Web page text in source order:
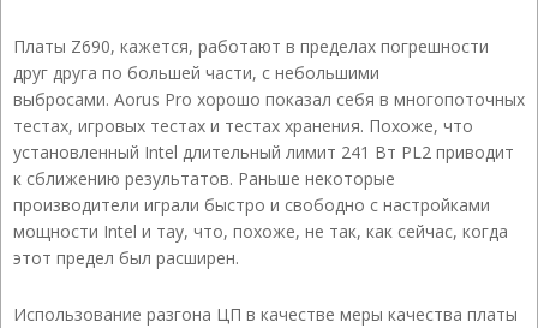
Платы Z690, кажется, работают в пределах погрешности
друг друга по большей части, с небольшими
выбросами. Aorus Pro хорошо показал себя в многопоточных
тестах, игровых тестах и ​​тестах хранения. Похоже, что
установленный Intel длительный лимит 241 Вт PL2 приводит
к сближению результатов. Раньше некоторые
производители играли быстро и свободно с настройками
мощности Intel и тау, что, похоже, не так, как сейчас, когда
этот предел был расширен.
Использование разгона ЦП в качестве меры качества платы